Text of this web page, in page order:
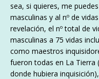
sea, si quieres, me
masculinas y al nº de
revelación, el nº total de
masculinas a 75 vidas
como maestros
fueron todas en La Tierra
donde hubiera